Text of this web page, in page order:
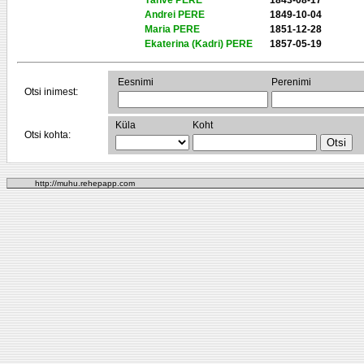
Andrei PERE
1849-10-04
Maria PERE
1851-12-28
Ekaterina (Kadri) PERE
1857-05-19
Otsi inimest:
Eesnimi Perenimi
Otsi kohta:
Küla Koht
http://muhu.rehepapp.com